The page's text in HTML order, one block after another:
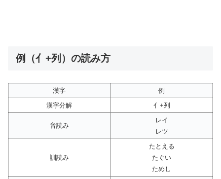
例（亻+列）の読み方
漢字
例
漢字分解
亻+列
音読み
レイ
レツ
訓読み
たとえる
たぐい
ためし